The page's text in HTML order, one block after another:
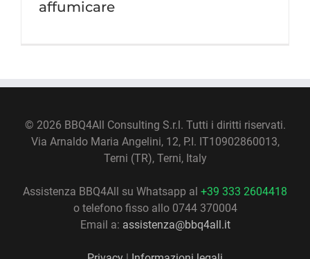
affumicare
© 2026 BBQ4All Consulting S.r.l. Tutti i diritti riservati.
Via Arnaldo Maria Angelini, 12, P.I. IT10902860013,
Terni (TR), Terni, Italy
Assistenza BBQ4All su Whatsapp al +39 333 2604418
o telefono fisso allo 0744 370004
Email a: assistenza@bbq4all.it